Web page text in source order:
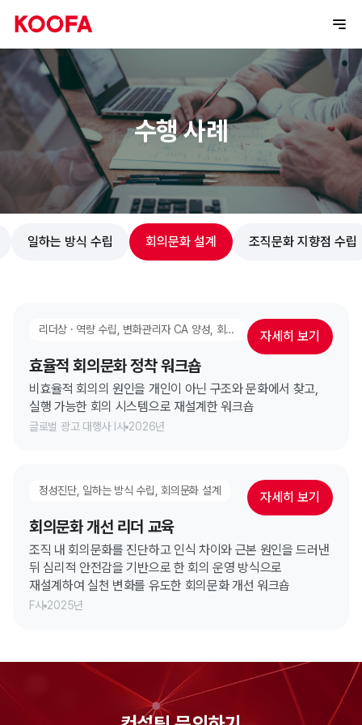
수행 사례
일하는 방식 수립 회의문화 설계 조직문화 지향점 수립
리더상 · 역량 수립, 변화관리자 CA 양성, 회의문화 설계, 협업 & 시너지 강화, 고성과 팀 만들기 자세히 보기
효율적 회의문화 정착 워크숍
비효율적 회의의 원인을 개인이 아닌 구조와 문화에서 찾고,
실행 가능한 회의 시스템으로 재설계한 워크숍
글로벌 광고 대행사 I사 2026년
정성진단, 일하는 방식 수립, 회의문화 설계 자세히 보기
회의문화 개선 리더 교육
조직 내 회의문화를 진단하고 인식 차이와 근본 원인을 드러낸
뒤 심리적 안전감을 기반으로 한 회의 운영 방식으로
재설계하여 실천 변화를 유도한 회의문화 개선 워크숍
F사 2025년